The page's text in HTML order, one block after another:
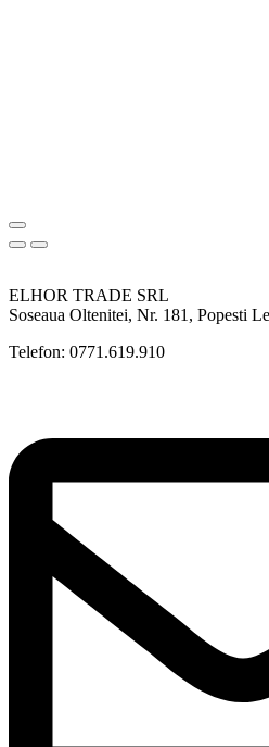
ELHOR TRADE SRL
Soseaua Oltenitei, Nr. 181, Popesti
Telefon: 0771.619.910